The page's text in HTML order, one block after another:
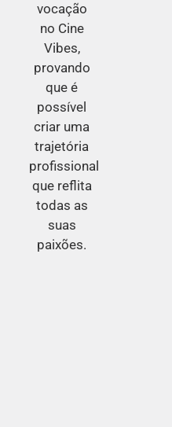
vocação
no Cine
Vibes,
provando
que é
possível
criar uma
trajetória
profissional
que reflita
todas as
suas
paixões.